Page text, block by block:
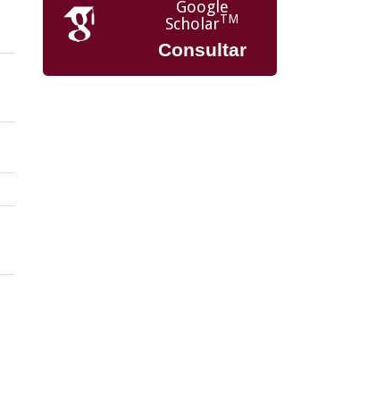
Google
ScholarTM
Consultar